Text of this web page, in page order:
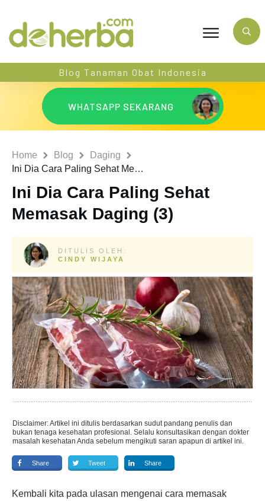
Blog Tanaman Obat Indonesia
WHATSAPP SEKARANG
Home Blog
Daging
Ini Dia Cara Paling Sehat Memasak Daging (3)
Ini Dia Cara Paling Sehat
Memasak Daging (3)
DITULIS OLEH:
CINDY WIJAYA
Disclaimer: Artikel ini ditulis berdasarkan sudut pandang penulis dan
bukan tenaga kesehatan profesional. Selalu konsultasikan dengan dokter
masalah kesehatan Anda sebelum mengikuti saran apapun di artikel ini.
Share Tweet Share
Kembali kita pada ulasan mengenai cara memasak